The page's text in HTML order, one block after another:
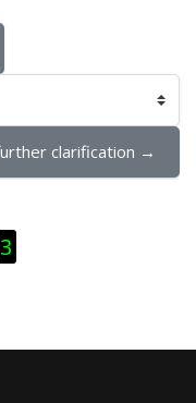
clarification →
3